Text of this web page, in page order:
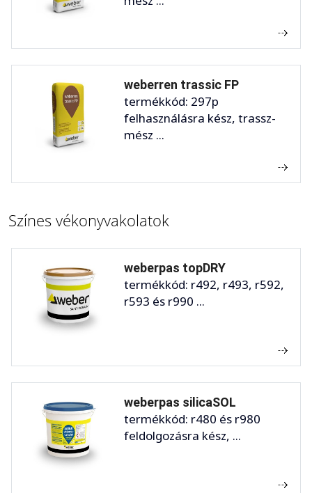
weberren trassic FP
termékkód: 297p
felhasználásra kész, trassz-
mész ...
Színes vékonyvakolatok
weberpas topDRY
termékkód: r492, r493, r592,
r593 és r990 ...
weberpas silicaSOL
termékkód: r480 és r980
feldolgozásra kész, ...